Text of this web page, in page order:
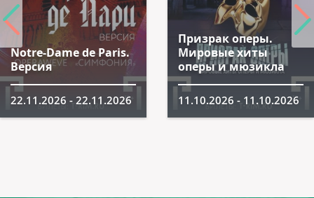
Notre-Dame de Paris.
Версия
22.11.2026 - 22.11.2026
Призрак оперы.
Мировые хиты
оперы и мюзикла
11.10.2026 - 11.10.2026